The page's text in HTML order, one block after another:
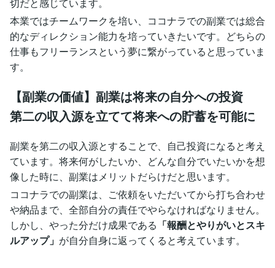
切だと感じています。
本業ではチームワークを培い、ココナラでの副業では総合
的なディレクション能力を培っていきたいです。どちらの
仕事もフリーランスという夢に繋がっていると思っていま
す。
【副業の価値】副業は将来の自分への投資
第二の収入源を立てて将来への貯蓄を可能に
副業を第二の収入源とすることで、自己投資になると考え
ています。将来何がしたいか、どんな自分でいたいかを想
像した時に、副業はメリットだらけだと思います。
ココナラでの副業は、ご依頼をいただいてから打ち合わせ
や納品まで、全部自分の責任でやらなければなりません。
しかし、やった分だけ成果である 「報酬とやりがいとスキ
ルアップ」 が自分自身に返ってくると考えています。